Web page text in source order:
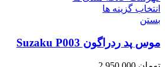
انتخاب گزینه ها
بستن
موس پد ردراگون Suzaku P003